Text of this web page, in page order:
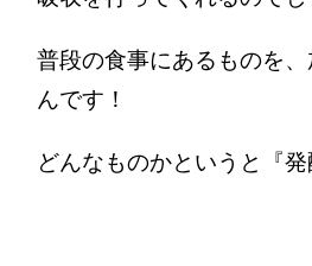
普段の食事にあるものを
んです！
どんなものかというと『発